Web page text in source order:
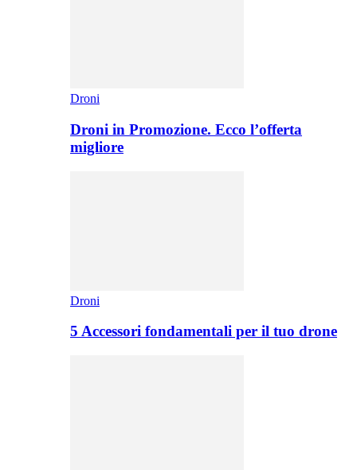
Droni
Droni in Promozione. Ecco l’offerta
migliore
Droni
5 Accessori fondamentali per il tuo drone